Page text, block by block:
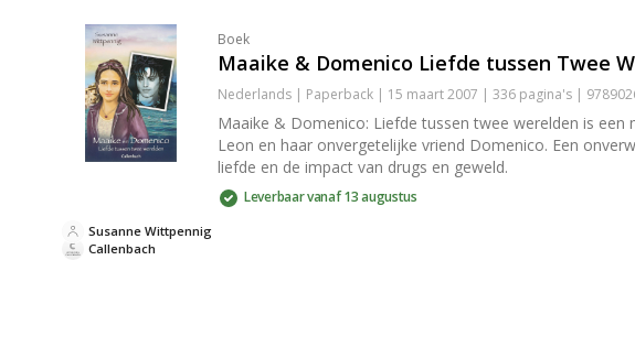
Boek
Maaike & Domenico Liefde tussen Twee
Nederlands | Paperback | 15 maart 2007 | 336 pagina's |
Maaike & Domenico: Liefde tussen twee werelden is
Leon en haar onvergetelijke vriend Domenico. Een
liefde en de impact van drugs en geweld.
Leverbaar vanaf 13 augustus
Callenbach
Susanne Wittpennig